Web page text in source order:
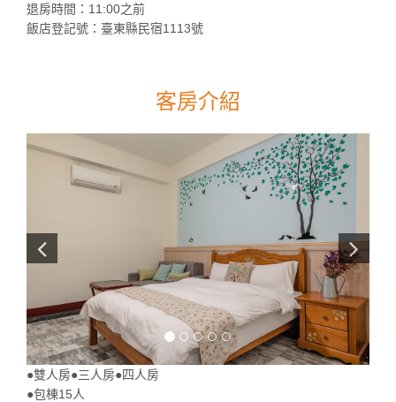
退房時間：11:00之前
飯店登記號：臺東縣民宿1113號
客房介紹
●雙人房●三人房●四人房
●包棟15人